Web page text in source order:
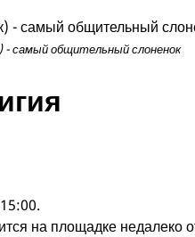
- самый общительный слоненок
на площадке недалеко